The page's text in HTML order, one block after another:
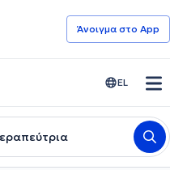
Άνοιγμα στο App
EL